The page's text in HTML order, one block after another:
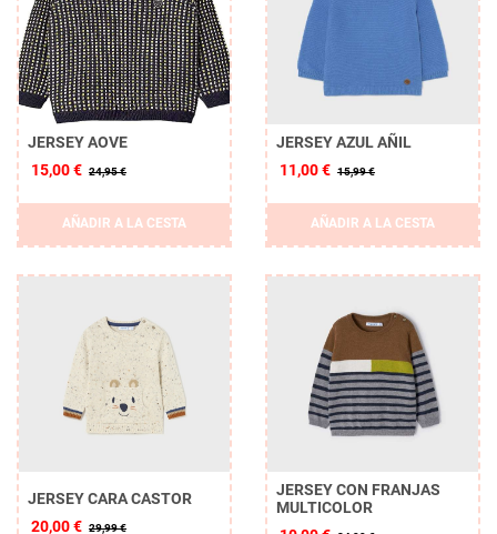
JERSEY AOVE
15,00 € 24,95 €
AÑADIR A LA CESTA
JERSEY AZUL AÑIL
11,00 € 15,99 €
AÑADIR A LA CESTA
JERSEY CARA CASTOR
20,00 € 29,99 €
JERSEY CON FRANJAS
MULTICOLOR